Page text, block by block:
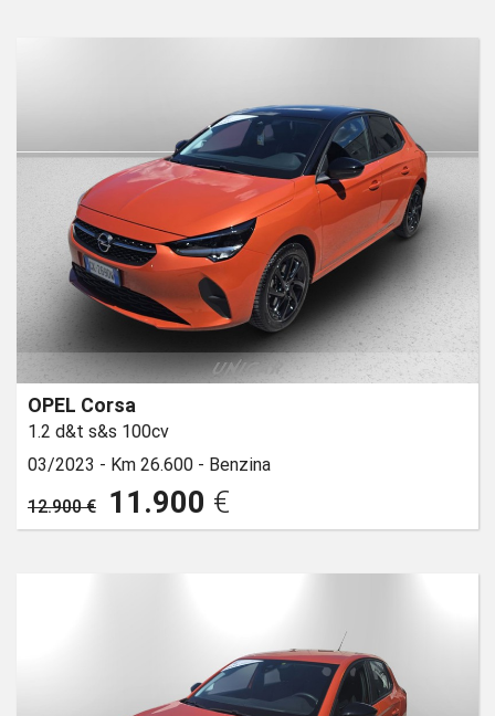
OPEL Corsa
1.2 d&t s&s 100cv
03/2023 - Km 26.600 - Benzina
12.900 €
11.900 €